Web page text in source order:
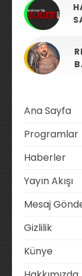
Ana Sayfa
Programlar
Haberler
Yayın Akışı
Mesaj
Gizlilik
Künye